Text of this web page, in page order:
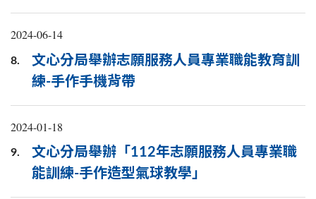
2024-06-14
8.
文心分局舉辦志願服務人員專業職能教育訓
練-手作手機背帶
2024-01-18
9.
文心分局舉辦「112年志願服務人員專業職
能訓練-手作造型氣球教學」